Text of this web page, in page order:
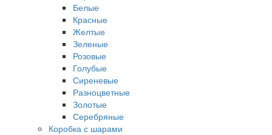
Белые
Красные
Желтые
Зеленые
Розовые
Голубые
Сиреневые
Разноцветные
Золотые
Серебряные
Коробка с шарами